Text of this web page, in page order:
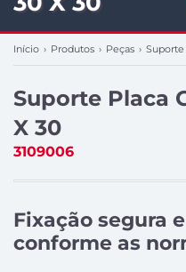
Início › Produtos › Peças › Suporte
Suporte Placa
X 30
3109006
Fixação segura
conforme as